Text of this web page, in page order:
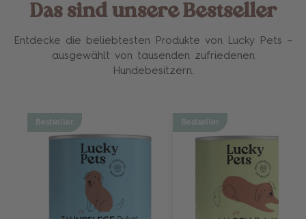
Das sind unsere Bestseller
Entdecke die beliebtesten Produkte von Lucky Pets –
ausgewählt von tausenden zufriedenen
Hundebesitzern.
Bestseller Bestseller